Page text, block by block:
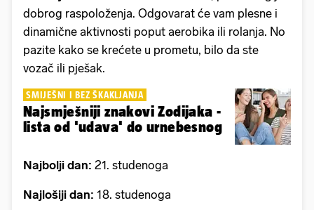
dobrog raspoloženja. Odgovarat će vam plesne i
dinamične aktivnosti poput aerobika ili rolanja. No
pazite kako se krećete u prometu, bilo da ste
vozač ili pješak.
SMIJEŠNI I BEZ ŠKAKLJANJA
Najsmješniji znakovi Zodijaka -
lista od 'udava' do urnebesnog
Najbolji dan: 21. studenoga
Najlošiji dan: 18. studenoga